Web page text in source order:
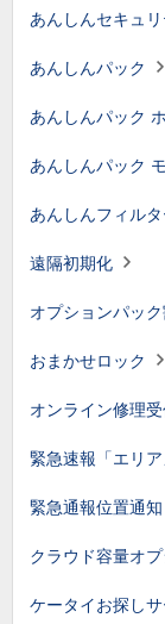
あんしんセキュ
あんしんパック
あんしんパック
あんしんパック
あんしんフィル
遠隔初期化
オプションパック
おまかせロック
オンライン修理
緊急速報「エリア
緊急通報位置通知
クラウド容量オ
ケータイお探しサ